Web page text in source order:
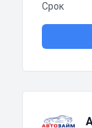
Срок